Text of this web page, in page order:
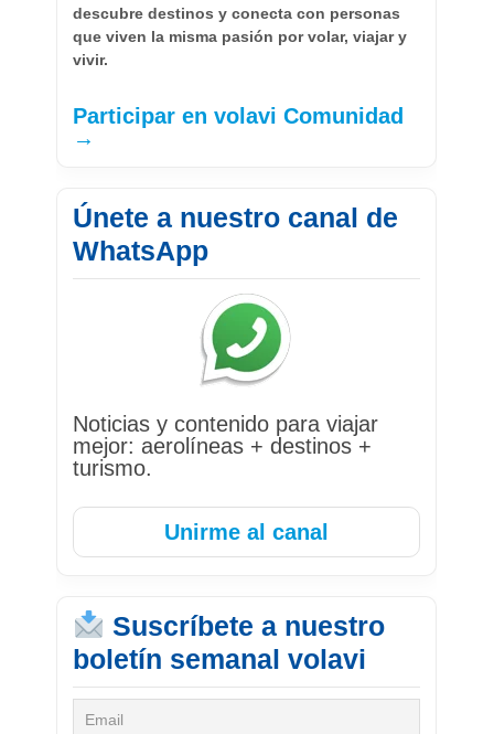
descubre destinos y conecta con personas
que viven la misma pasión por volar, viajar y
vivir.
Participar en volavi Comunidad
→
Únete a nuestro canal de
WhatsApp
Noticias y contenido para viajar
mejor: aerolíneas + destinos +
turismo.
Unirme al canal
Suscríbete a nuestro
boletín semanal volavi